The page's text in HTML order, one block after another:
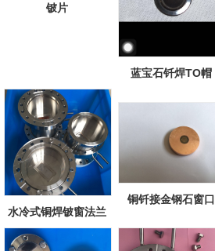
铍片
蓝宝石钎焊TO帽
水冷式铜焊铍窗法兰
铜钎接金钢石窗口